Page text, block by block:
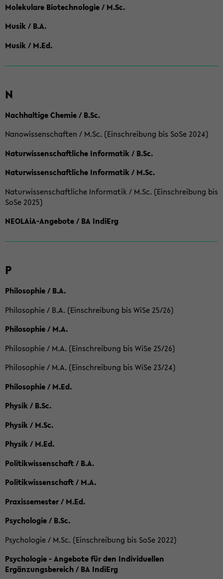
Molekulare Biotechnologie / M.Sc.
Musik / B.A.
Musik / M.Ed.
N
Nachhaltige Chemie / B.Sc.
Nanowissenschaften / M.Sc. (Einschreibung bis SoSe 2024)
Naturwissenschaftliche Informatik / B.Sc.
Naturwissenschaftliche Informatik / M.Sc.
Naturwissenschaftliche Informatik / M.Sc. (Einschreibung bis
SoSe 2025)
NEOLAiA-Angebote / BA IndiErg
P
Philosophie / B.A.
Philosophie / B.A. (Einschreibung bis WiSe 25/26)
Philosophie / M.A.
Philosophie / M.A. (Einschreibung bis WiSe 25/26)
Philosophie / M.A. (Einschreibung bis WiSe 23/24)
Philosophie / M.Ed.
Physik / B.Sc.
Physik / M.Sc.
Physik / M.Ed.
Politikwissenschaft / B.A.
Politikwissenschaft / M.A.
Praxissemester / M.Ed.
Psychologie / B.Sc.
Psychologie / M.Sc. (Einschreibung bis SoSe 2022)
Psychologie - Angebote für den Individuellen
Ergänzungsbereich / BA IndiErg